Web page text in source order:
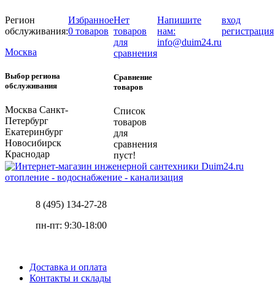
Регион
обслуживания:
Москва
Выбор региона
обслуживания
Москва Санкт-
Петербург
Екатеринбург
Новосибирск
Краснодар
Избранное
0 товаров
Нет
товаров
для
сравнения
Сравнение
товаров
Список
товаров
для
сравнения
пуст!
Напишите
нам:
info@duim24.ru
вход
регистрация
отопление - водоснабжение - канализация
8 (495) 134-27-28
пн-пт: 9:30-18:00
Доставка и оплата
Контакты и склады